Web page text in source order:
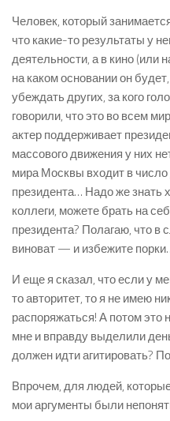
Человек, который
что какие-то результаты у
деятельности, а в кино (или
на каком основании он
убеждать других, за кого
говорили, что это во всем
актер поддерживает
массового движения у них
мира Москвы входит в
президента… Надо же знать
коллеги, можете брать на
президента? Полагаю, что в
виноват — и избежите
И еще я сказал, что если у
то авторитет, то я не имею
распоряжаться! А потом это
мне и вправду выделили
должен идти агитировать?
Впрочем, для людей,
мои аргументы были